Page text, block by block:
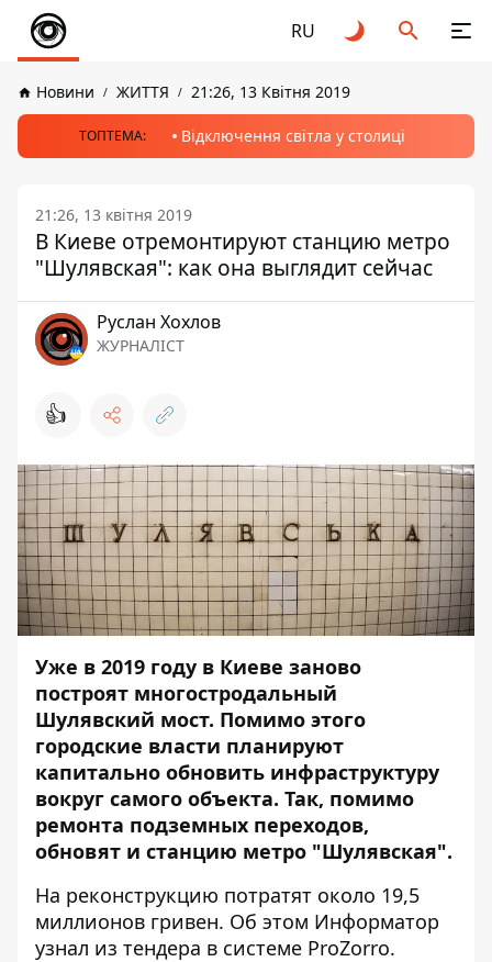
RU
Новини ЖИТТЯ 21:26, 13 Квітня 2019
ТОПТЕМА: Відключення світла у столиці
21:26, 13 квітня 2019
В Киеве отремонтируют станцию метро
"Шулявская": как она выглядит сейчас
Руслан Хохлов
ЖУРНАЛІСТ
👍
Уже в 2019 году в Киеве заново
построят многостродальный
Шулявский мост. Помимо этого
городские власти планируют
капитально обновить инфраструктуру
вокруг самого объекта. Так, помимо
ремонта подземных переходов,
обновят и станцию метро "Шулявская".
На реконструкцию потратят около 19,5
миллионов гривен. Об этом Информатор
узнал из тендера в системе ProZorro.